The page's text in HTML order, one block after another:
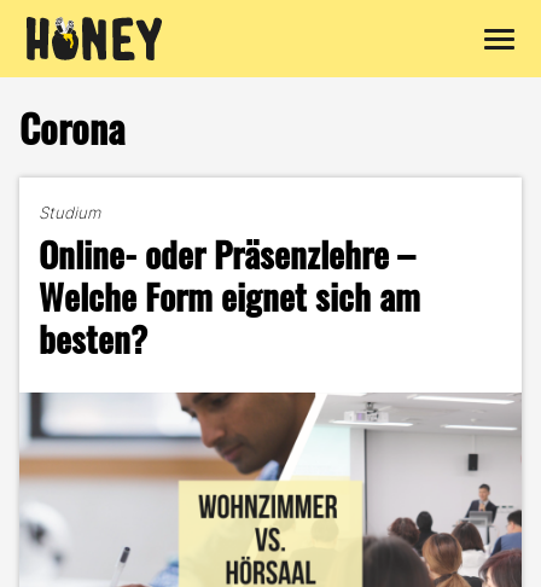
Inhalt
springen
Corona
Studium
Online- oder Präsenzlehre –
Welche Form eignet sich am
besten?